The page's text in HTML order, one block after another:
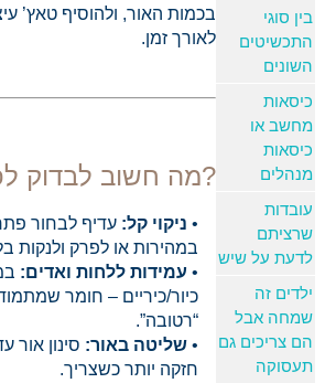
בין סוגי
התכשיטים
השונים
כיסאות
מחשב או
כיסאות
מנהלים
עובדות
שרציתם
לדעת על שיש
ילדים זה
שמחה אבל
הם צריכים גם
תעסוקה
בכמות האור, ולהוסיף טאץ’
לאורך זמן.
מה חשוב לבדוק לפני שבוחרים?
ניקוי קל: עדיף לבחור
במהירות או לפרק ולנקות
עמידות ללחות ואדים:
כיור/כיריים – חומר
“רטובה”.
שליטה באור: סינון אור
חזקה יותר כשצריך.